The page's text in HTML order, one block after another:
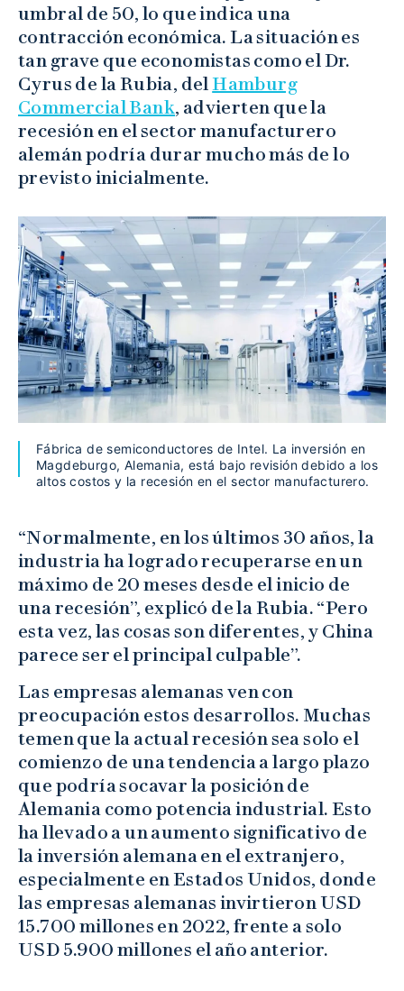
umbral de 50, lo que indica una
contracción económica. La situación es
tan grave que economistas como el Dr.
Cyrus de la Rubia, delHamburg
Commercial Bank, advierten que la
recesión en el sector manufacturero
alemán podría durar mucho más de lo
previsto inicialmente.
Fábrica de semiconductores de Intel. La inversión en
Magdeburgo, Alemania, está bajo revisión debido a los
altos costos y la recesión en el sector manufacturero.
“Normalmente, en los últimos 30 años, la
industria ha logrado recuperarse en un
máximo de 20 meses desde el inicio de
una recesión”, explicó de la Rubia. “Pero
esta vez, las cosas son diferentes, y China
parece ser el principal culpable”.
Las empresas alemanas ven con
preocupación estos desarrollos. Muchas
temen que la actual recesión sea solo el
comienzo de una tendencia a largo plazo
que podría socavar la posición de
Alemania como potencia industrial. Esto
ha llevado a un aumento significativo de
la inversión alemana en el extranjero,
especialmente en Estados Unidos, donde
las empresas alemanas invirtieron USD
15.700 millones en 2022, frente a solo
USD 5.900 millones el año anterior.